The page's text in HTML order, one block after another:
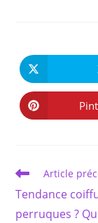
Read
articles
Article
Tendance
perruques ?